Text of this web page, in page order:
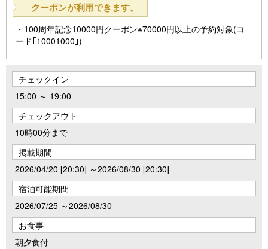
クーポンが利用できます。
100周年記念10000円クーポン※70000円以上の予約対象(コ
ード｢10001000｣)
チェックイン
15:00 ～ 19:00
チェックアウト
10時00分まで
掲載期間
2026/04/20 [20:30] ～2026/08/30 [20:30]
宿泊可能期間
2026/07/25 ～2026/08/30
お食事
朝夕食付